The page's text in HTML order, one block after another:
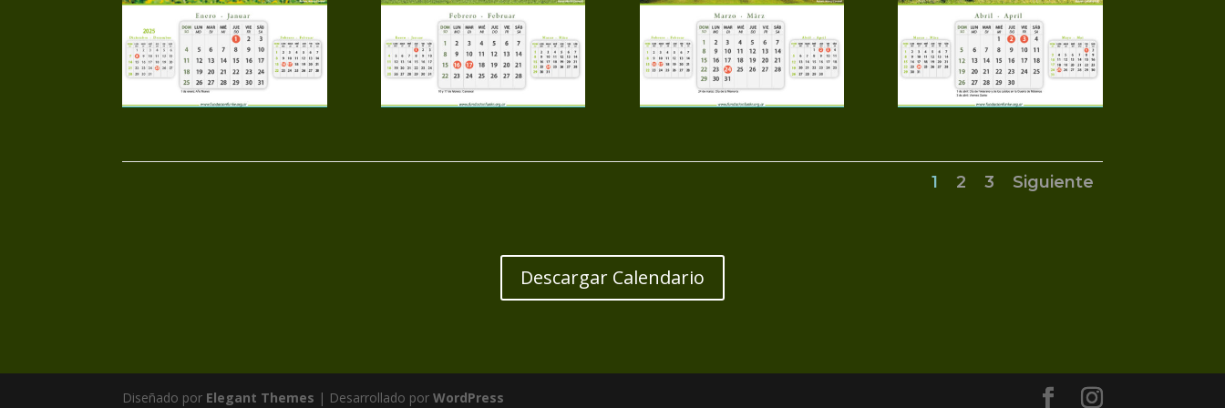
1 2 3 Siguiente
Descargar Calendario
Diseñado por Elegant Themes | Desarrollado porWordPress